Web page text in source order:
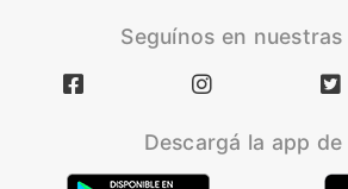
Seguínos en nuestras
Descargá la app de